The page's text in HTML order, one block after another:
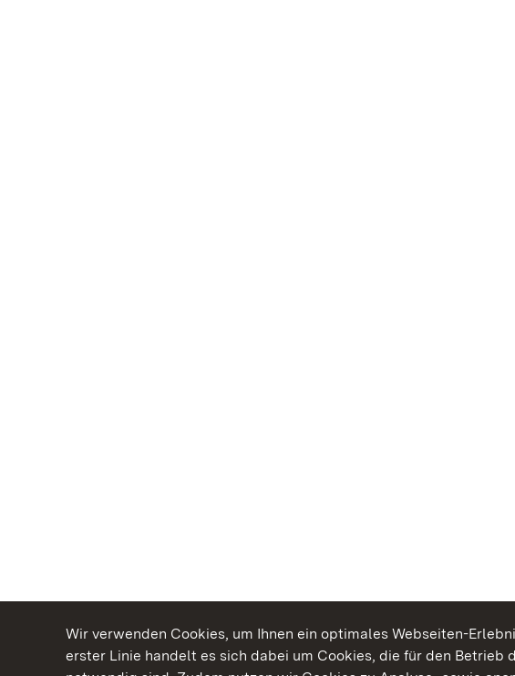
Wir verwenden Cookies, um Ihnen ein optimales Webseiten-
erster Linie handelt es sich dabei um Cookies, die für den Betrieb